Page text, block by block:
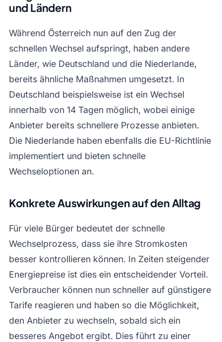
und Ländern
Während Österreich nun auf den Zug der
schnellen Wechsel aufspringt, haben andere
Länder, wie Deutschland und die Niederlande,
bereits ähnliche Maßnahmen umgesetzt. In
Deutschland beispielsweise ist ein Wechsel
innerhalb von 14 Tagen möglich, wobei einige
Anbieter bereits schnellere Prozesse anbieten.
Die Niederlande haben ebenfalls die EU-Richtlinie
implementiert und bieten schnelle
Wechseloptionen an.
Konkrete Auswirkungen auf den Alltag
Für viele Bürger bedeutet der schnelle
Wechselprozess, dass sie ihre Stromkosten
besser kontrollieren können. In Zeiten steigender
Energiepreise ist dies ein entscheidender Vorteil.
Verbraucher können nun schneller auf günstigere
Tarife reagieren und haben so die Möglichkeit,
den Anbieter zu wechseln, sobald sich ein
besseres Angebot ergibt. Dies führt zu einer